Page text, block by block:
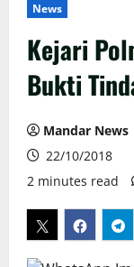
News
Kejari
Bukti
Mandar News
22/10/2018
2 minutes read